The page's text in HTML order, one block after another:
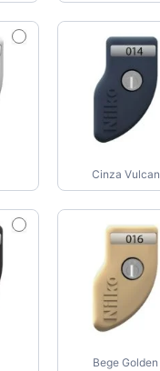
Cinza Vulcan
Bege Golden